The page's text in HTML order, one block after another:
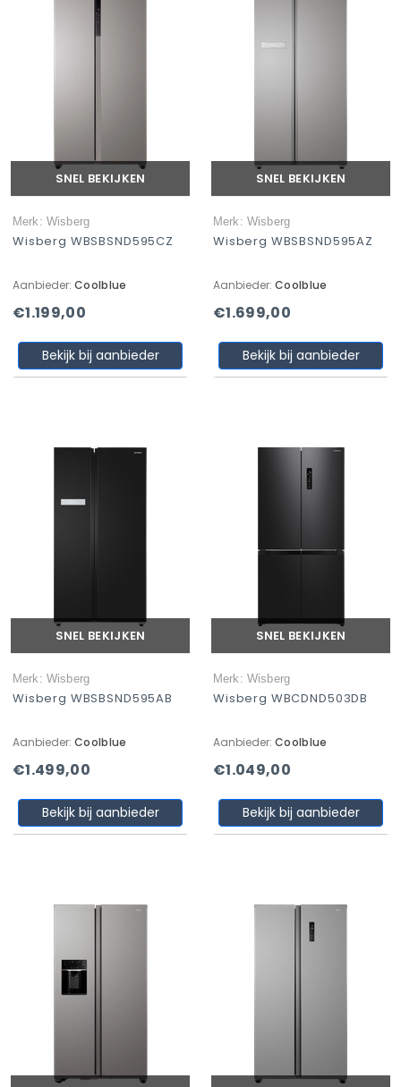
SNEL BEKIJKEN
Merk: Wisberg
Wisberg WBSBSND595CZ
Aanbieder: Coolblue
€1.199,00
Bekijk bij aanbieder
SNEL BEKIJKEN
Merk: Wisberg
Wisberg WBSBSND595AZ
Aanbieder: Coolblue
€1.699,00
Bekijk bij aanbieder
SNEL BEKIJKEN
Merk: Wisberg
Wisberg WBSBSND595AB
Aanbieder: Coolblue
€1.499,00
Bekijk bij aanbieder
SNEL BEKIJKEN
Merk: Wisberg
Wisberg WBCDND503DB
Aanbieder: Coolblue
€1.049,00
Bekijk bij aanbieder